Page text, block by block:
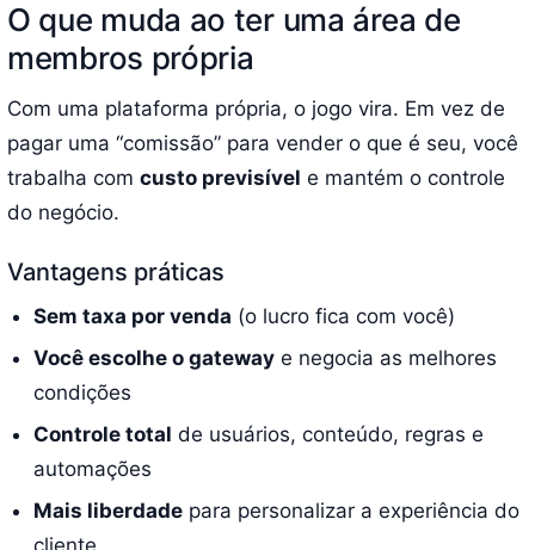
O que muda ao ter uma área de
membros própria
Com uma plataforma própria, o jogo vira. Em vez de
pagar uma “comissão” para vender o que é seu, você
trabalha com custo previsível e mantém o controle
do negócio.
Vantagens práticas
Sem taxa por venda (o lucro fica com você)
Você escolhe o gateway e negocia as melhores
condições
Controle total de usuários, conteúdo, regras e
automações
Mais liberdade para personalizar a experiência do